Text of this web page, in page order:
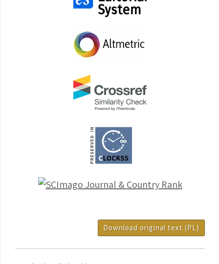
Download original text (PL)